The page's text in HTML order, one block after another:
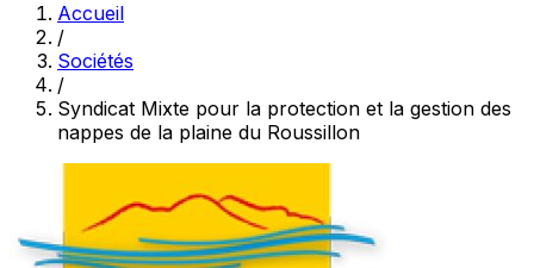
Accueil
/
Sociétés
/
Syndicat Mixte pour la protection et la gestion des
nappes de la plaine du Roussillon